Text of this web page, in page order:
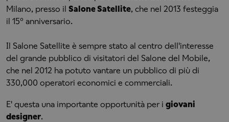
Milano, presso il Salone Satellite, che nel 2013 festeggia
il 15° anniversario.
Il Salone Satellite è sempre stato al centro dell'interesse
del grande pubblico di visitatori del Salone del Mobile,
che nel 2012 ha potuto vantare un pubblico di più di
330,000 operatori economici e commerciali.
E' questa una importante opportunità per i giovani
designer.